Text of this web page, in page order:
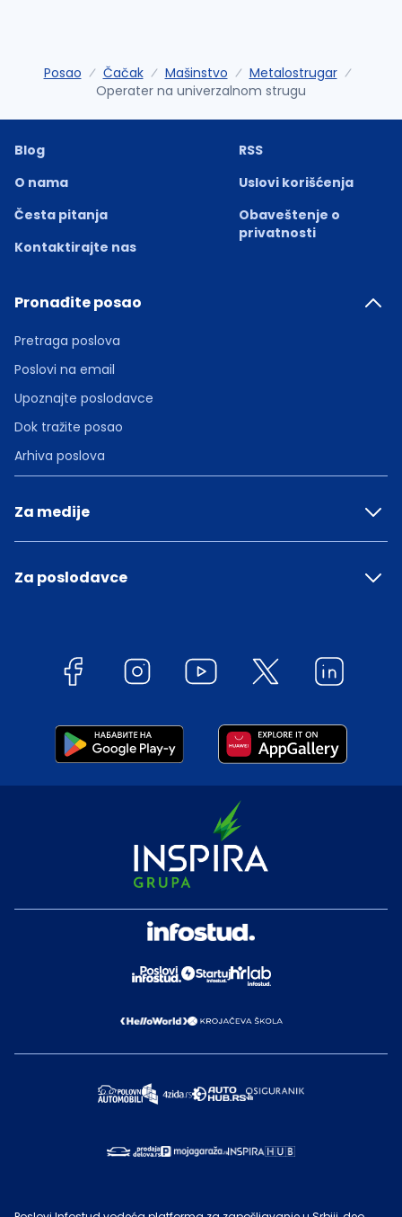
Posao Čačak Mašinstvo
Metalostrugar
Operater na univerzalnom strugu
Blog
O nama
Česta pitanja
Kontaktirajte nas
RSS
Uslovi korišćenja
Obaveštenje o
privatnosti
Pronađite posao
Pretraga poslova
Poslovi na email
Upoznajte poslodavce
Dok tražite posao
Arhiva poslova
Za medije
Za poslodavce